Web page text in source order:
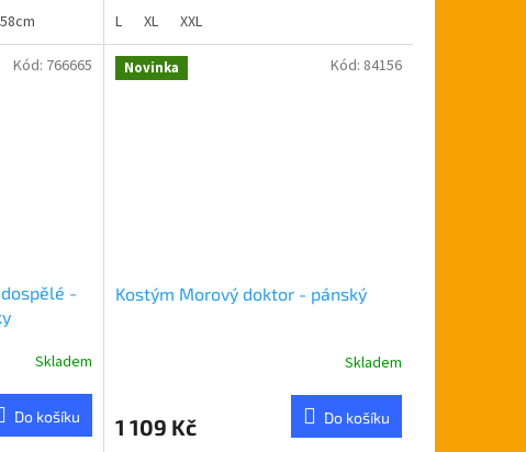
L
XL XXL
-
Skladem
Do košíku
Kód: 766665 Novinka
Kostým Morový doktor - pánský
Skladem
1 109 Kč Do košíku
Kód: 84156